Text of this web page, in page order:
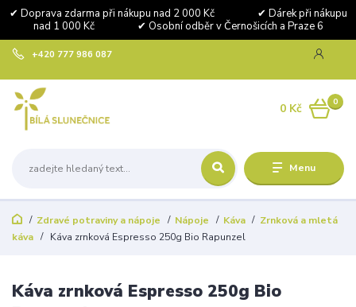
✔ Doprava zdarma při nákupu nad 2 000 Kč ✔ Dárek při nákupu
nad 1 000 Kč ✔ Osobní odběr v Černošicích a Praze 6
Menu
+420 777 986 087
0
0 Kč
Zdravé potraviny a nápoje Nápoje Káva
Zrnková a mletá
káva
Káva zrnková Espresso 250g Bio Rapunzel
Káva zrnková Espresso 250g Bio